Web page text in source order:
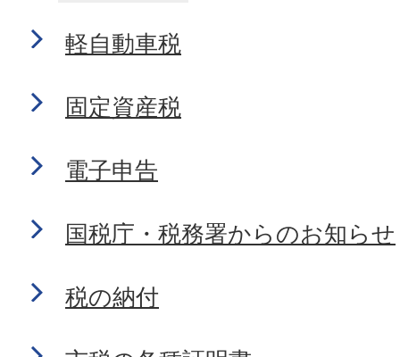
軽自動車税
固定資産税
電子申告
国税庁・税務署からのお知らせ
税の納付